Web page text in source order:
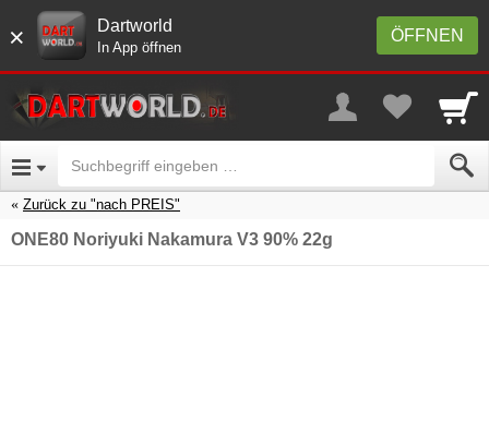
× ÖFFNEN
Dartworld
In App öffnen
Zurück zu "nach PREIS"
ONE80 Noriyuki Nakamura V3 90% 22g